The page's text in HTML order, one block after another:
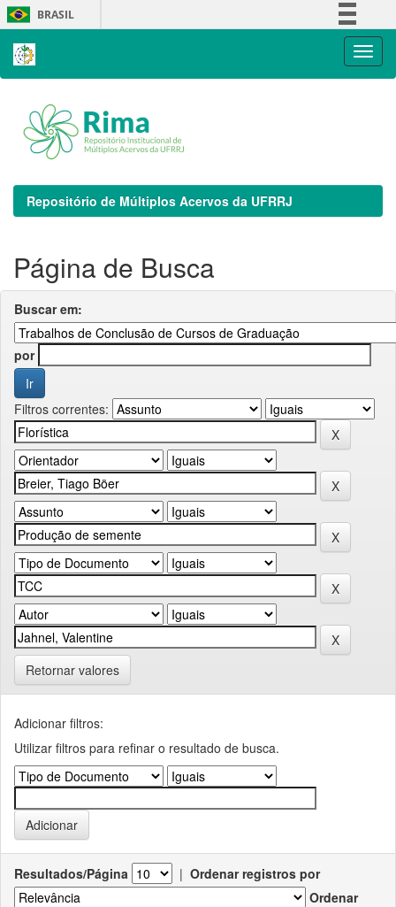
Skip
navigation
BRASIL
Repositório de Múltiplos Acervos da UFRRJ
Página de Busca
Buscar em:
por
Filtros correntes:
Retornar valores
Adicionar filtros:
Utilizar filtros para refinar o resultado de busca.
Resultados/Página | Ordenar registros por
Ordenar